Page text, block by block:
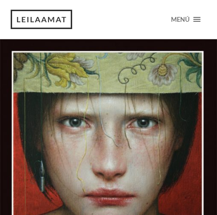
LEILAAMAT MENÚ